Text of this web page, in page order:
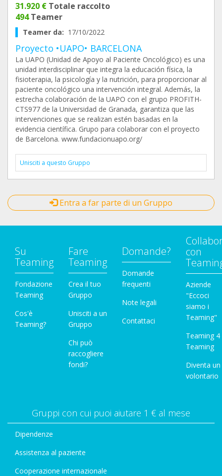
31.920 € Totale raccolto
494Teamer
Teamer da: 17/10/2022
Proyecto •UAPO• BARCELONA
La UAPO (Unidad de Apoyo al Paciente Oncológico) es una
unidad interdisciplinar que integra la educación física, la
fisioterapia, la psicología y la nutrición, para proporcionar al
paciente oncológico una intervención integral. Además, la
estrecha colaboración de la UAPO con el grupo PROFITH-
CTS977 de la Universidad de Granada, garantiza que las
intervenciones que se realizan estén basadas en la
evidencia científica. Grupo para colaborar con el proyecto
de Barcelona. www.fundacionuapo.org/
Unisciti a questo Gruppo
Entra a far parte di un Gruppo
Su
Teaming
Fondazione
Teaming
Cos'è
Teaming?
Fare
Teaming
Crea il tuo
Gruppo
Unisciti a un
Gruppo
Chi può
raccogliere
fondi?
Domande?
Domande
frequenti
Note legali
Contattaci
con
Aziende
"Eccoci
siamo i
Teaming"
Teaming 4
Teaming
Diventa un
volontario
Gruppi con cui puoi aiutare 1 € al mese
Dipendenze
Assistenza al paziente
Cooperazione internazionale